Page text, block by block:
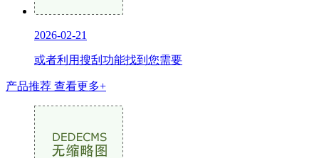
2026-02-21
或者利用搜刮功能找到您需要
产品推荐 查看更多+